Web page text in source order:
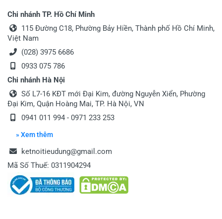
Chi nhánh TP. Hồ Chí Minh
115 Đường C18, Phường Bảy Hiền, Thành phố Hồ Chí Minh,
Việt Nam
(028) 3975 6686
0933 075 786
Chi nhánh Hà Nội
Số L7-16 KĐT mới Đại Kim, đường Nguyễn Xiển, Phường
Đại Kim, Quận Hoàng Mai, TP. Hà Nội, VN
0941 011 994 - 0971 233 253
» Xem thêm
ketnoitieudung@gmail.com
Mã Số Thuế: 0311904294